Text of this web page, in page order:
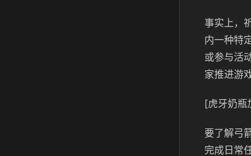
事实上，
内一种特
或参与活
家推进游
[虎牙奶瓶
要了解弓
完成日常